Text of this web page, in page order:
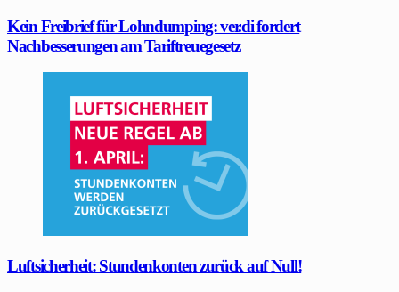
Kein Freibrief für Lohndumping: ver.di fordert
Nachbesserungen am Tariftreuegesetz
Luftsicherheit: Stundenkonten zurück auf Null!